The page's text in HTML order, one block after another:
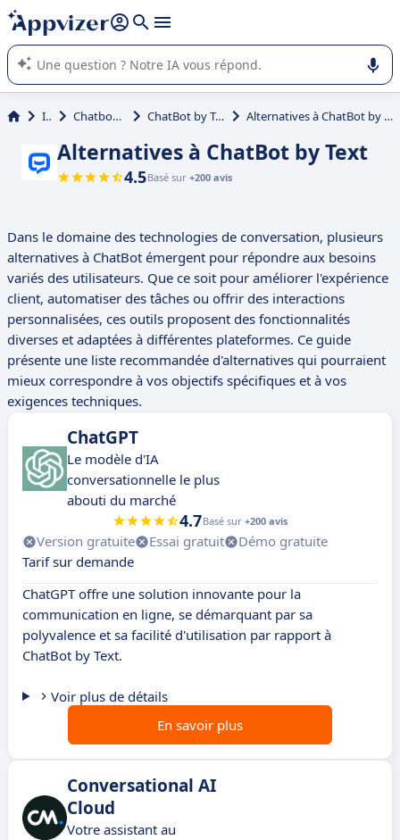
répondre (plusieurs lignes avec
L'IA de Appvizer vous guide dans l'utilisation ou la sélection de
logiciel SaaS en entreprise.
IA Chatbot IA ChatBot by Text Alternatives à ChatBot by Text
Alternatives à ChatBot by Text
4.5Basé sur +200 avis
Dans le domaine des technologies de conversation, plusieurs
alternatives à ChatBot émergent pour répondre aux besoins
variés des utilisateurs. Que ce soit pour améliorer l'expérience
client, automatiser des tâches ou offrir des interactions
personnalisées, ces outils proposent des fonctionnalités
diverses et adaptées à différentes plateformes. Ce guide
présente une liste recommandée d'alternatives qui pourraient
mieux correspondre à vos objectifs spécifiques et à vos
exigences techniques.
ChatGPT
Le modèle d'IA
conversationnelle le plus
abouti du marché
4.7Basé sur +200 avis
Version gratuite Essai gratuit
Démo gratuite
Tarif sur demande
ChatGPT offre une solution innovante pour la
communication en ligne, se démarquant par sa
polyvalence et sa facilité d'utilisation par rapport à
ChatBot by Text.
Voir plus de détails
En savoir plus
Conversational AI
Cloud
Votre assistant au